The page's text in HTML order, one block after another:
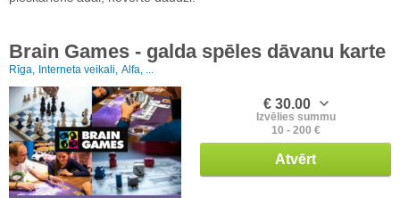
Brain Games - galda spēles dāvanu karte
Rīga, Interneta veikali, Alfa, ...
€ 30.00
Izvēlies summu
10 - 200 €
Atvērt